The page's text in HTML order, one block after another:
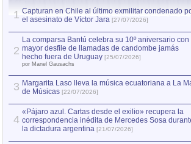
1 Capturan en Chile al último exmilitar condenado
el asesinato de Víctor Jara [27/07/2026]
2
La comparsa Bantú celebra su 10º aniversario con
mayor desfile de llamadas de candombe jamás
hecho fuera de Uruguay [25/07/2026]
por Manel Gausachs
3 Margarita Laso lleva la música ecuatoriana a La
de Músicas [22/07/2026]
4
«Pájaro azul. Cartas desde el exilio» recupera la
correspondencia inédita de Mercedes Sosa
la dictadura argentina [21/07/2026]